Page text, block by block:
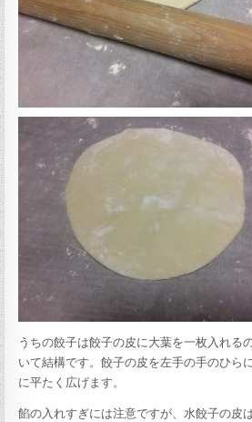
うちの餃子は餃子の皮に大葉を一枚入れる
いて結構です。餃子の皮を左手の手のひら
に平たく広げます。
餡の入れすぎには注意ですが、水餃子の皮